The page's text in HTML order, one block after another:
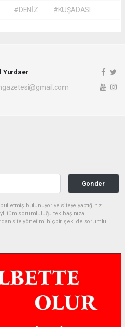
#DENİZ #KUŞADASI
Yurdaer
Gonder
etmiş bulunuyor ve siteye yaptığınız
tüm sorumluluğu tek başınıza
site yönetimi hiçbir şekilde sorumlu